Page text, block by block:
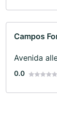
Campos
Avenida
0.0